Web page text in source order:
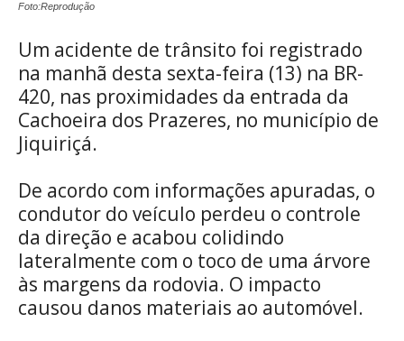
Foto:Reprodução
Um acidente de trânsito foi registrado
na manhã desta sexta-feira (13) na BR-
420, nas proximidades da entrada da
Cachoeira dos Prazeres, no município de
Jiquiriçá.
De acordo com informações apuradas, o
condutor do veículo perdeu o controle
da direção e acabou colidindo
lateralmente com o toco de uma árvore
às margens da rodovia. O impacto
causou danos materiais ao automóvel.